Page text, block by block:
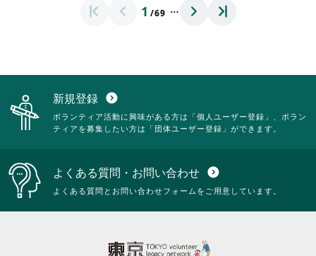
1 /69 …
新規登録 expand_circle_down
ボランティア活動に興味がある方は「個人ユーザー登録」、ボラン
ティアを募集したい方は「団体ユーザー登録」ができます。
よくある質問・お問い合わせ expand_circle_down
よくある質問とお問い合わせフォームをご用意しています。